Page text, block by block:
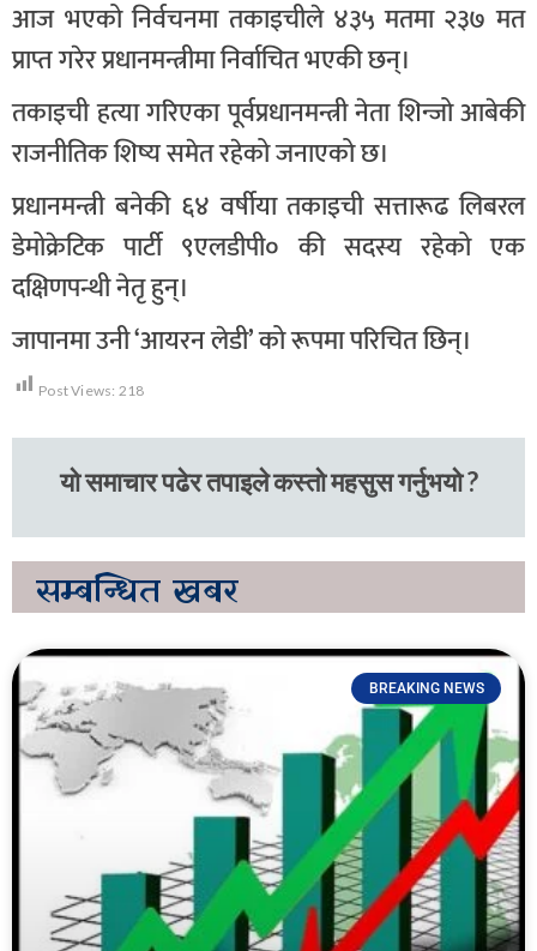
आज भएको निर्वचनमा तकाइचीले ४३५ मतमा २३७ मत
प्राप्त गरेर प्रधानमन्त्रीमा निर्वाचित भएकी छन्।
तकाइची हत्या गरिएका पूर्वप्रधानमन्त्री नेता शिन्जो आबेकी
राजनीतिक शिष्य समेत रहेको जनाएको छ।
प्रधानमन्त्री बनेकी ६४ वर्षीया तकाइची सत्तारूढ लिबरल
डेमोक्रेटिक पार्टी ९एलडीपी० की सदस्य रहेको एक
दक्षिणपन्थी नेतृ हुन्।
जापानमा उनी ‘आयरन लेडी’ को रूपमा परिचित छिन्।
Post Views: 218
यो समाचार पढेर तपाइले कस्तो महसुस गर्नुभयो ?
सम्बन्धित खबर
BREAKING NEWS